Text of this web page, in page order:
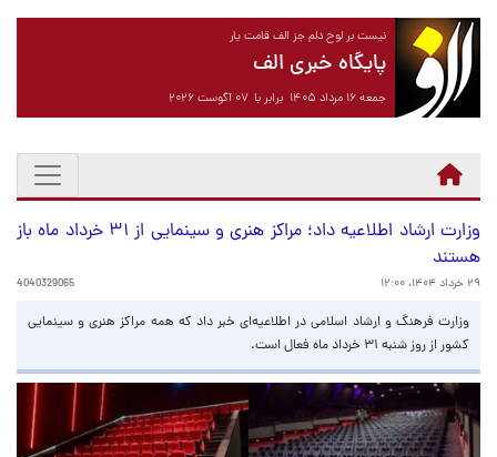
نیست بر لوح دلم جز الف قامت یار
پایگاه خبری الف
جمعه ۱۶ مرداد ۱۴۰۵ برابر با ۰۷ آگوست ۲۰۲۶
وزارت ارشاد اطلاعیه داد؛ مراکز هنری و سینمایی از ۳۱ خرداد ماه باز
هستند
۲۹ خرداد ۱۴۰۴، ۱۲:۰۰ 4040329065
وزارت فرهنگ و ارشاد اسلامی در اطلاعیه‌ای خبر داد که همه مراکز هنری و سینمایی
کشور از روز شنبه ۳۱ خرداد ماه فعال است.